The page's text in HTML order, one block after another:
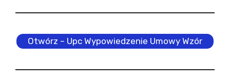
Otwórz – Upc Wypowiedzenie Umowy Wzór